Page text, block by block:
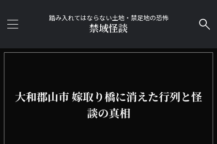
踏み入れてはならない土地・禁足地の恐怖
禁域怪談